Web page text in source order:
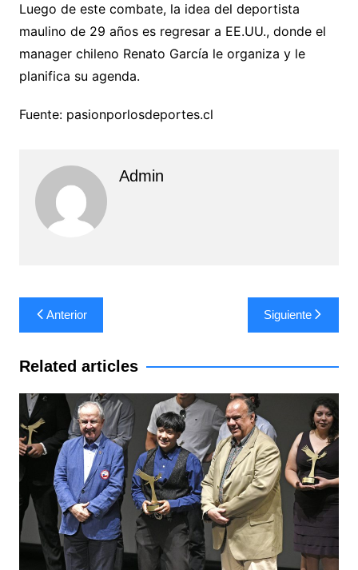
Luego de este combate, la idea del deportista
maulino de 29 años es regresar a EE.UU., donde el
manager chileno Renato García le organiza y le
planifica su agenda.
Fuente: pasionporlosdeportes.cl
Admin
Navegación
de
entradas
Anterior Siguiente
Related articles